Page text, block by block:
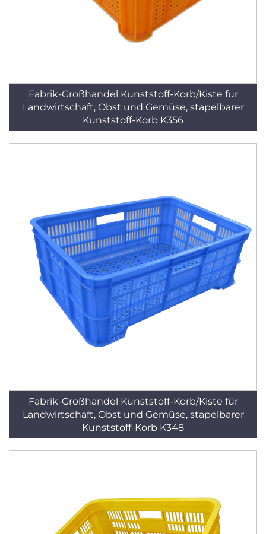
Fabrik-Großhandel Kunststoff-Korb/Kiste für
Landwirtschaft, Obst und Gemüse, stapelbarer
Kunststoff-Korb K356
Fabrik-Großhandel Kunststoff-Korb/Kiste für
Landwirtschaft, Obst und Gemüse, stapelbarer
Kunststoff-Korb K348